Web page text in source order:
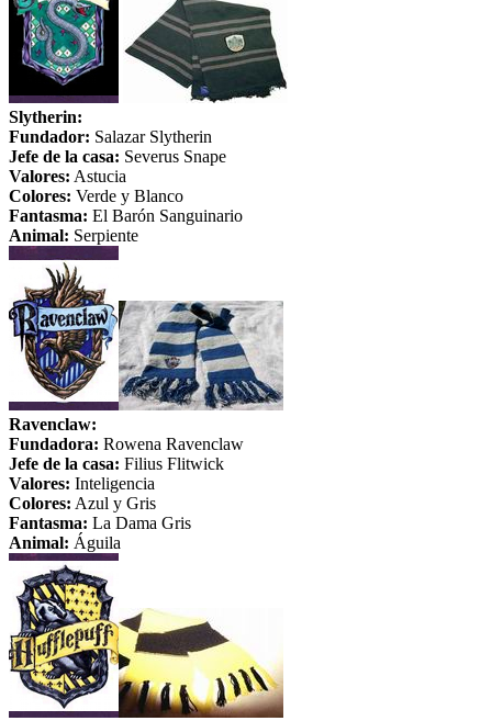
Slytherin:
Fundador: Salazar Slytherin
Jefe de la casa: Severus Snape
Valores: Astucia
Colores: Verde y Blanco
Fantasma: El Barón Sanguinario
Animal: Serpiente
Ravenclaw:
Fundadora: Rowena Ravenclaw
Jefe de la casa: Filius Flitwick
Valores: Inteligencia
Colores: Azul y Gris
Fantasma: La Dama Gris
Animal: Águila